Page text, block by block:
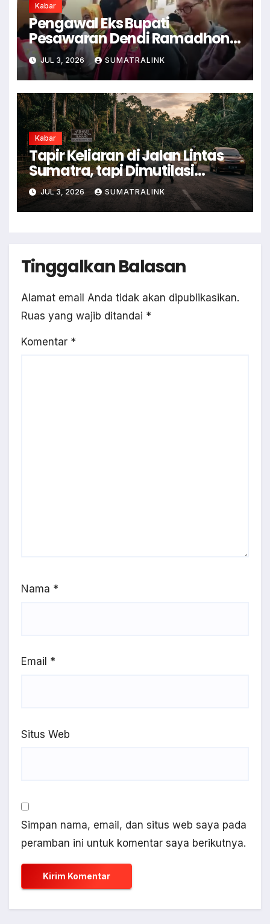
Kabar
Pengawal Eks Bupati
Pesawaran Dendi Ramadhona
Pukul Kamera Wartawan
JUL 3, 2026 SUMATRALINK
Kabar
Tapir Keliaran di Jalan Lintas
Sumatra, tapi Dimutilasi
Warga
JUL 3, 2026 SUMATRALINK
Tinggalkan Balasan
Alamat email Anda tidak akan dipublikasikan.
Ruas yang wajib ditandai *
Komentar *
Nama *
Email *
Situs Web
Simpan nama, email, dan situs web saya pada
peramban ini untuk komentar saya berikutnya.